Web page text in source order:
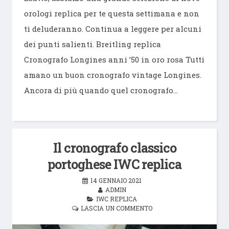
orologi replica per te questa settimana e non
ti deluderanno. Continua a leggere per alcuni
dei punti salienti. Breitling replica
Cronografo Longines anni ’50 in oro rosa Tutti
amano un buon cronografo vintage Longines.
Ancora di più quando quel cronografo…
Il cronografo classico
portoghese IWC replica
14 GENNAIO 2021
ADMIN
IWC REPLICA
LASCIA UN COMMENTO